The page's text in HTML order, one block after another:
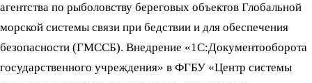
агентства по рыболовству береговых объектов Глобальной
морской системы связи при бедствии и для обеспечения
безопасности (ГМССБ). Внедрение «1С:Документооборота
государственного учреждения» в ФГБУ «Центр системы